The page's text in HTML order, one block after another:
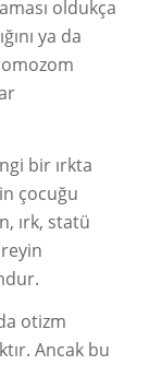
oldukça
ya da
bir ırkta
çocuğu
ırk, statü
otizm
Ancak bu